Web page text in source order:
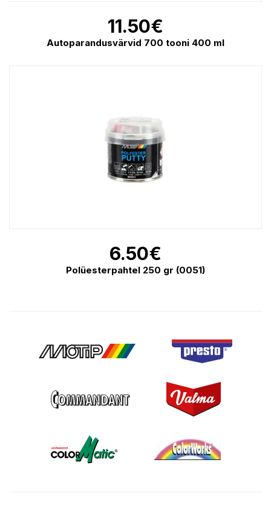
11.50€
Autoparandusvärvid 700 tooni 400 ml
6.50€
Polüesterpahtel 250 gr (0051)